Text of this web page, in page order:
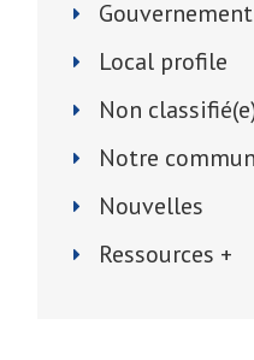
Gouvernement
Local profile
Non
Notre
Nouvelles
Ressources +